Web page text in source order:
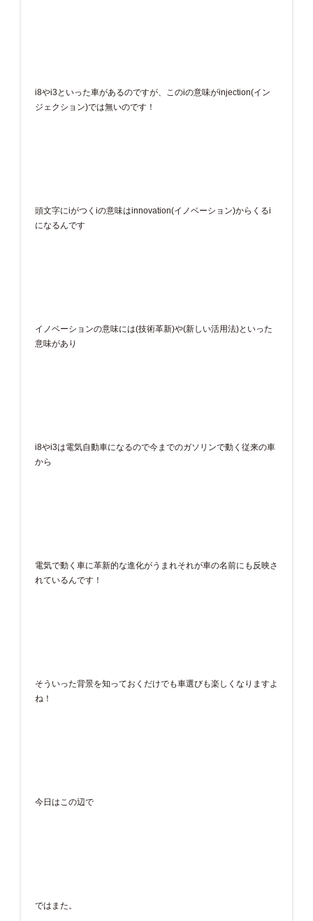
i8やi3といった車があるのですが、このiの意味がinjection(イン
ジェクション)では無いのです！
頭文字にiがつくiの意味はinnovation(イノベーション)からくるi
になるんです
イノベーションの意味には(技術革新)や(新しい活用法)といった
意味があり
i8やi3は電気自動車になるので今までのガソリンで動く従来の車
から
電気で動く車に革新的な進化がうまれそれが車の名前にも反映さ
れているんです！
そういった背景を知っておくだけでも車選びも楽しくなりますよ
ね！
今日はこの辺で
ではまた。